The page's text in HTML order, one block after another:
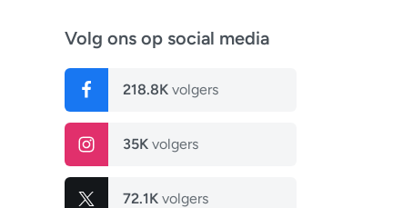
Volg ons op social media
218.8K volgers
35K volgers
72.1K volgers